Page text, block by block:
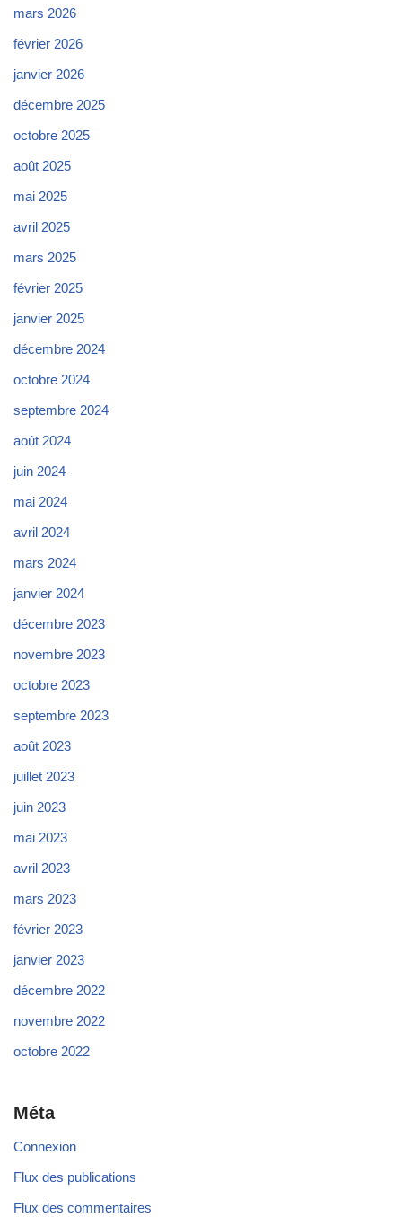
mars 2026
février 2026
janvier 2026
décembre 2025
octobre 2025
août 2025
mai 2025
avril 2025
mars 2025
février 2025
janvier 2025
décembre 2024
octobre 2024
septembre 2024
août 2024
juin 2024
mai 2024
avril 2024
mars 2024
janvier 2024
décembre 2023
novembre 2023
octobre 2023
septembre 2023
août 2023
juillet 2023
juin 2023
mai 2023
avril 2023
mars 2023
février 2023
janvier 2023
décembre 2022
novembre 2022
octobre 2022
Méta
Connexion
Flux des publications
Flux des commentaires